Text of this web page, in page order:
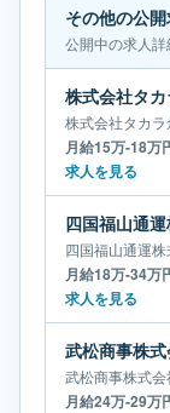
その他の公
公開中の求人詳
株式会社タカ
月給15万-18万
求人を見る
四国福山通運株
月給18万-34万
求人を見る
武松商事株式会
月給24万-29万